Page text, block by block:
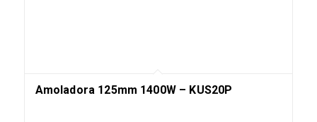
Amoladora 125mm 1400W – KUS20P